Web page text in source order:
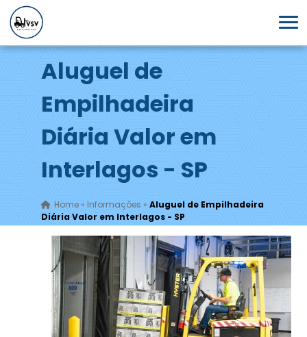
Aluguel de
Empilhadeira
Diária Valor em
Interlagos - SP
Home» Informações » Aluguel de Empilhadeira
Diária Valor em Interlagos - SP